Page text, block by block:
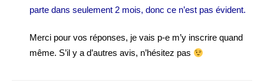
parte dans seulement 2 mois, donc ce n’est pas évident.
Merci pour vos réponses, je vais p-e m’y inscrire quand
même. S’il y a d’autres avis, n’hésitez pas